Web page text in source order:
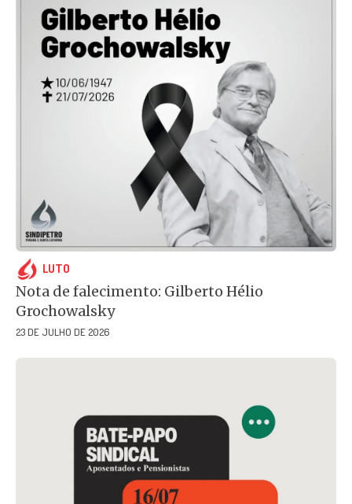
LUTO
Nota de falecimento: Gilberto Hélio
Grochowalsky
23 DE JULHO DE 2026